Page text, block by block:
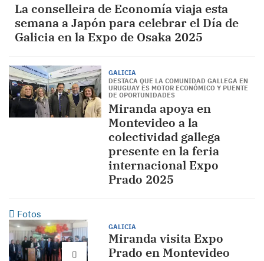
La conselleira de Economía viaja esta
semana a Japón para celebrar el Día de
Galicia en la Expo de Osaka 2025
GALICIA
DESTACA QUE LA COMUNIDAD GALLEGA EN
URUGUAY ES MOTOR ECONÓMICO Y PUENTE
DE OPORTUNIDADES
Miranda apoya en
Montevideo a la
colectividad gallega
presente en la feria
internacional Expo
Prado 2025
Fotos
GALICIA
Miranda visita Expo
Prado en Montevideo